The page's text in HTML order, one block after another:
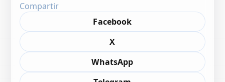
Compartir
Facebook
X
WhatsApp